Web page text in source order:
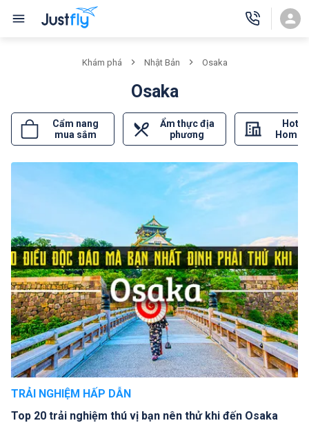
Khám phá Nhật Bản Osaka
Osaka
Cẩm nang
mua sắm
Ẩm thực địa
phương
Hotel
TRẢI NGHIỆM HẤP DẪN
Top 20 trải nghiệm thú vị bạn nên thử khi đến Osaka